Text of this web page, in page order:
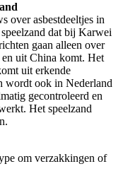
over asbestdeeltjes in
dat bij Karwei
gaan alleen over
uit China komt. Het
uit erkende
wordt ook in Nederland
gecontroleerd en
Het speelzand
om verzakkingen of